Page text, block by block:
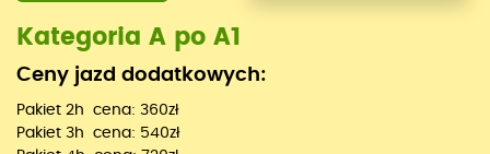
Kategoria A po A1
Ceny jazd dodatkowych:
Pakiet 2h cena: 360zł
Pakiet 3h cena: 540zł